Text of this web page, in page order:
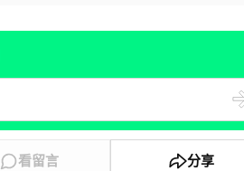
看留言 分享